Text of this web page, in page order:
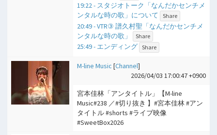
19:22 - スタジオトーク「なんだかセンチメ
ンタルな時の歌」について
Share
20:49 - VTR③ 譜久村聖「なんだかセンチメ
ンタルな時の歌」
Share
25:49 - エンディング Share
M-line Music [Channel]
2026/04/03 17:00:47 +0900
宮本佳林「アンタイトル」【M-line
Music#238 ／#切り抜き 】#宮本佳林 #アン
タイトル #shorts #ライブ映像
#SweetBox2026